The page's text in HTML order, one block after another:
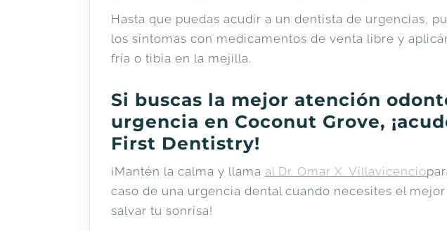
Hasta que puedas acudir a un dentista de urgencias,
los síntomas con medicamentos de venta libre y
fría o tibia en la mejilla.
Si buscas la mejor atención
urgencia en Coconut Grove,
First Dentistry!
¡Mantén la calma y llama al Dr. Omar X. Villavicencio
caso de una urgencia dental cuando necesites el
salvar tu sonrisa!